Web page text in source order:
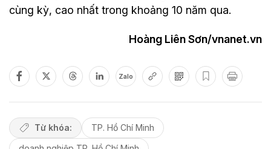
cùng kỳ, cao nhất trong khoảng 10 năm qua.
Hoàng Liên Sơn/vnanet.vn
Zalo
Từ khóa:
TP. Hồ Chí Minh